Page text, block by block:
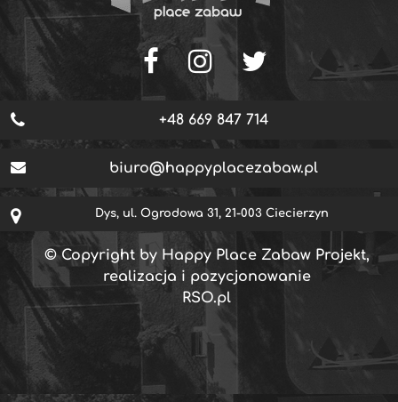
+48 669 847 714
biuro@happyplacezabaw.pl
Dys, ul. Ogrodowa 31, 21-003 Ciecierzyn
© Copyright by Happy Place Zabaw Projekt,
realizacja i pozycjonowanie
RSO.pl